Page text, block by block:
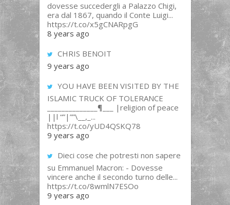
dovesse succedergli a Palazzo Chigi,
era dal 1867, quando il Conte Luigi...
https://t.co/x5gCNARpgG
8 years ago
CHRIS BENOIT
9 years ago
YOU HAVE BEEN VISITED BY THE
ISLAMIC TRUCK OF TOLERANCE
______________¶___ |religion of peace
||l “”|””\__,_...
https://t.co/yUD4QSKQ78
9 years ago
Dieci cose che potresti non sapere
su Emmanuel Macron: - Dovesse
vincere anche il secondo turno delle...
https://t.co/8wmlN7ESOo
9 years ago